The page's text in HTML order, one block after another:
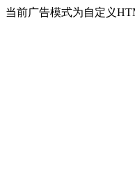
当前广告模式为自定义